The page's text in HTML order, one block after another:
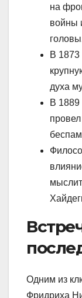
на
войны
В 1873
духа
В 1889
Одним из
Фридриха